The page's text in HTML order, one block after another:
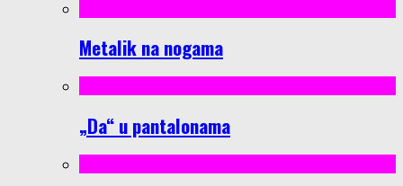
Metalik na nogama
„Da“ u pantalonama